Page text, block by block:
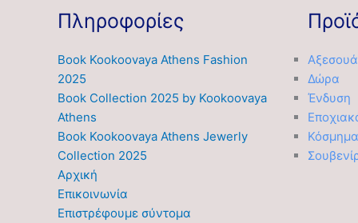
Πληροφορίες
Book Kookoovaya Athens Fashion
2025
Book Collection 2025 by Kookoovaya
Athens
Book Kookoovaya Athens Jewerly
Collection 2025
Αρχική
Επικοινωνία
Επιστρέφουμε σύντομα
Δώρα
Ένδυση
Κόσμημα